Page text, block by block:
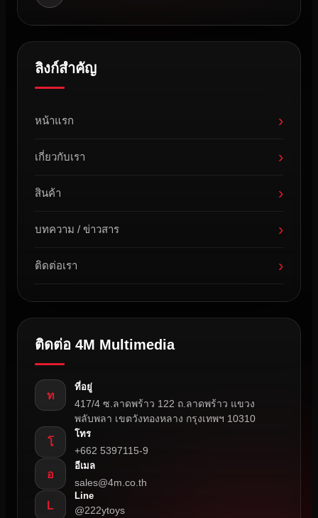
ลิงก์สำคัญ
หน้าแรก ›
เกี่ยวกับเรา ›
สินค้า ›
บทความ / ข่าวสาร ›
ติดต่อเรา ›
ติดต่อ 4M Multimedia
ท
ที่อยู่
417/4 ซ.ลาดพร้าว 122 ถ.ลาดพร้าว แขวง
พลับพลา เขตวังทองหลาง กรุงเทพฯ 10310
โ
โทร
+662 5397115-9
อ
อีเมล
sales@4m.co.th
L
Line
@222ytoys